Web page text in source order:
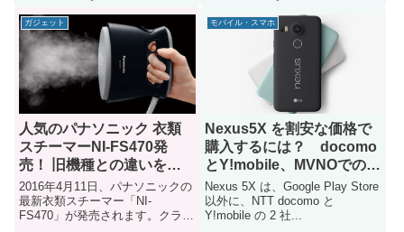
ガジェット
人気のパナソニック 衣類
スチーマーNI-FS470発
売！ 旧機種との違いを比
較
2016年4月11日、パナソニックの
最新衣類スチーマー「NI-
FS470」が発売されます。クラベ
モバイル・スマホ
Nexus5X を割安な価格で
購入するには？ docomo
とY!mobile、MVNOでの支
払金額を比較
Nexus 5X は、Google Play Store
以外に、NTT docomo と
Y!mobile の 2 社...